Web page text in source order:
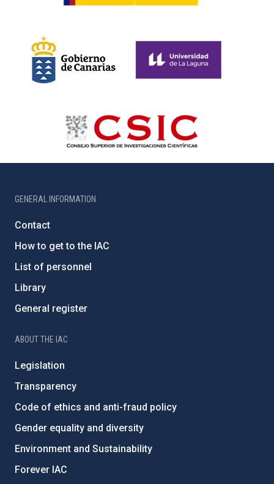
GENERAL INFORMATION
Contact
How to get to the IAC
List of personnel
Library
General register
ABOUT THE IAC
Legislation
Transparency
Code of ethics and anti-fraud policy
Gender equality and diversity
Environment and Sustainability
Forever IAC